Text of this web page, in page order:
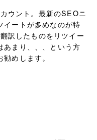
ウント。最新のSEOニ
イートが多めなのが特
訳したものをリツイー
あまり、、、という方
めします。